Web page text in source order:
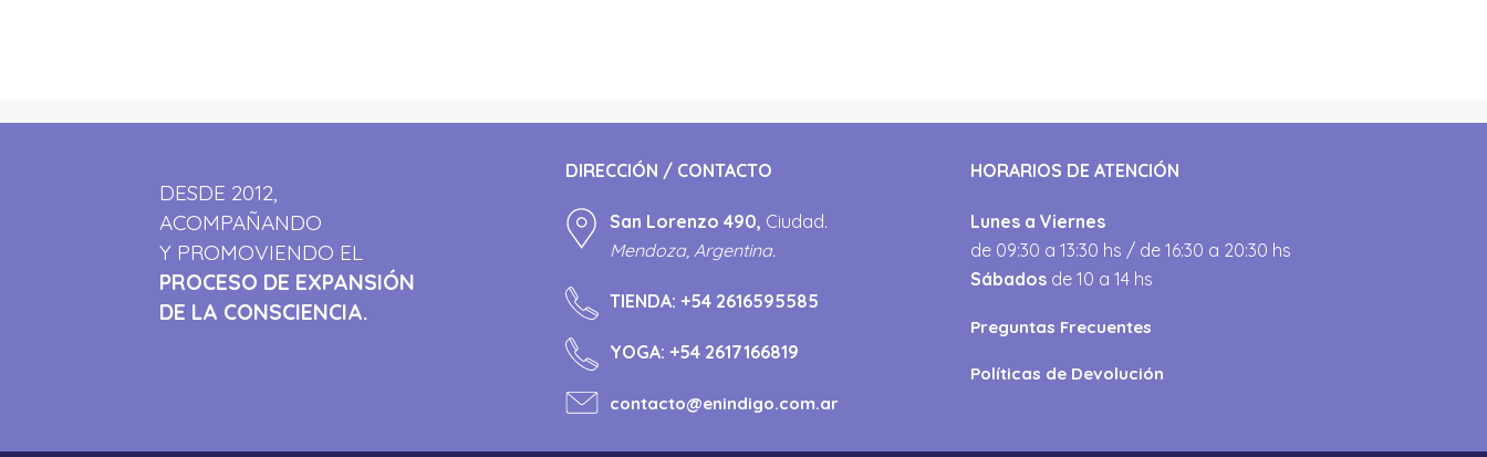
DESDE 2012,
ACOMPAÑANDO
Y PROMOVIENDO EL
PROCESO DE EXPANSIÓN
DE LA CONSCIENCIA.
DIRECCIÓN / CONTACTO
San Lorenzo 490, Ciudad.
Mendoza, Argentina.
TIENDA: +54 2616595585
YOGA: +54 2617166819
contacto@enindigo.com.ar
HORARIOS DE ATENCIÓN
Lunes a Viernes
de 09:30 a 13:30 hs / de 16:30 a 20:30 hs
Sábados de 10 a 14 hs
Preguntas Frecuentes
Políticas de Devolución